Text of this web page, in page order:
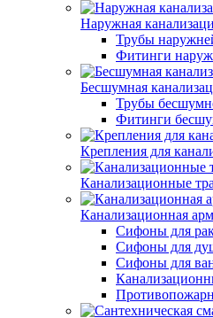
Наружная
Трубы
Фитинги
Бесшумная
Трубы
Фитинги
Крепления для
Канализационные
Канализационная
Сифоны для
Сифоны для
Сифоны для